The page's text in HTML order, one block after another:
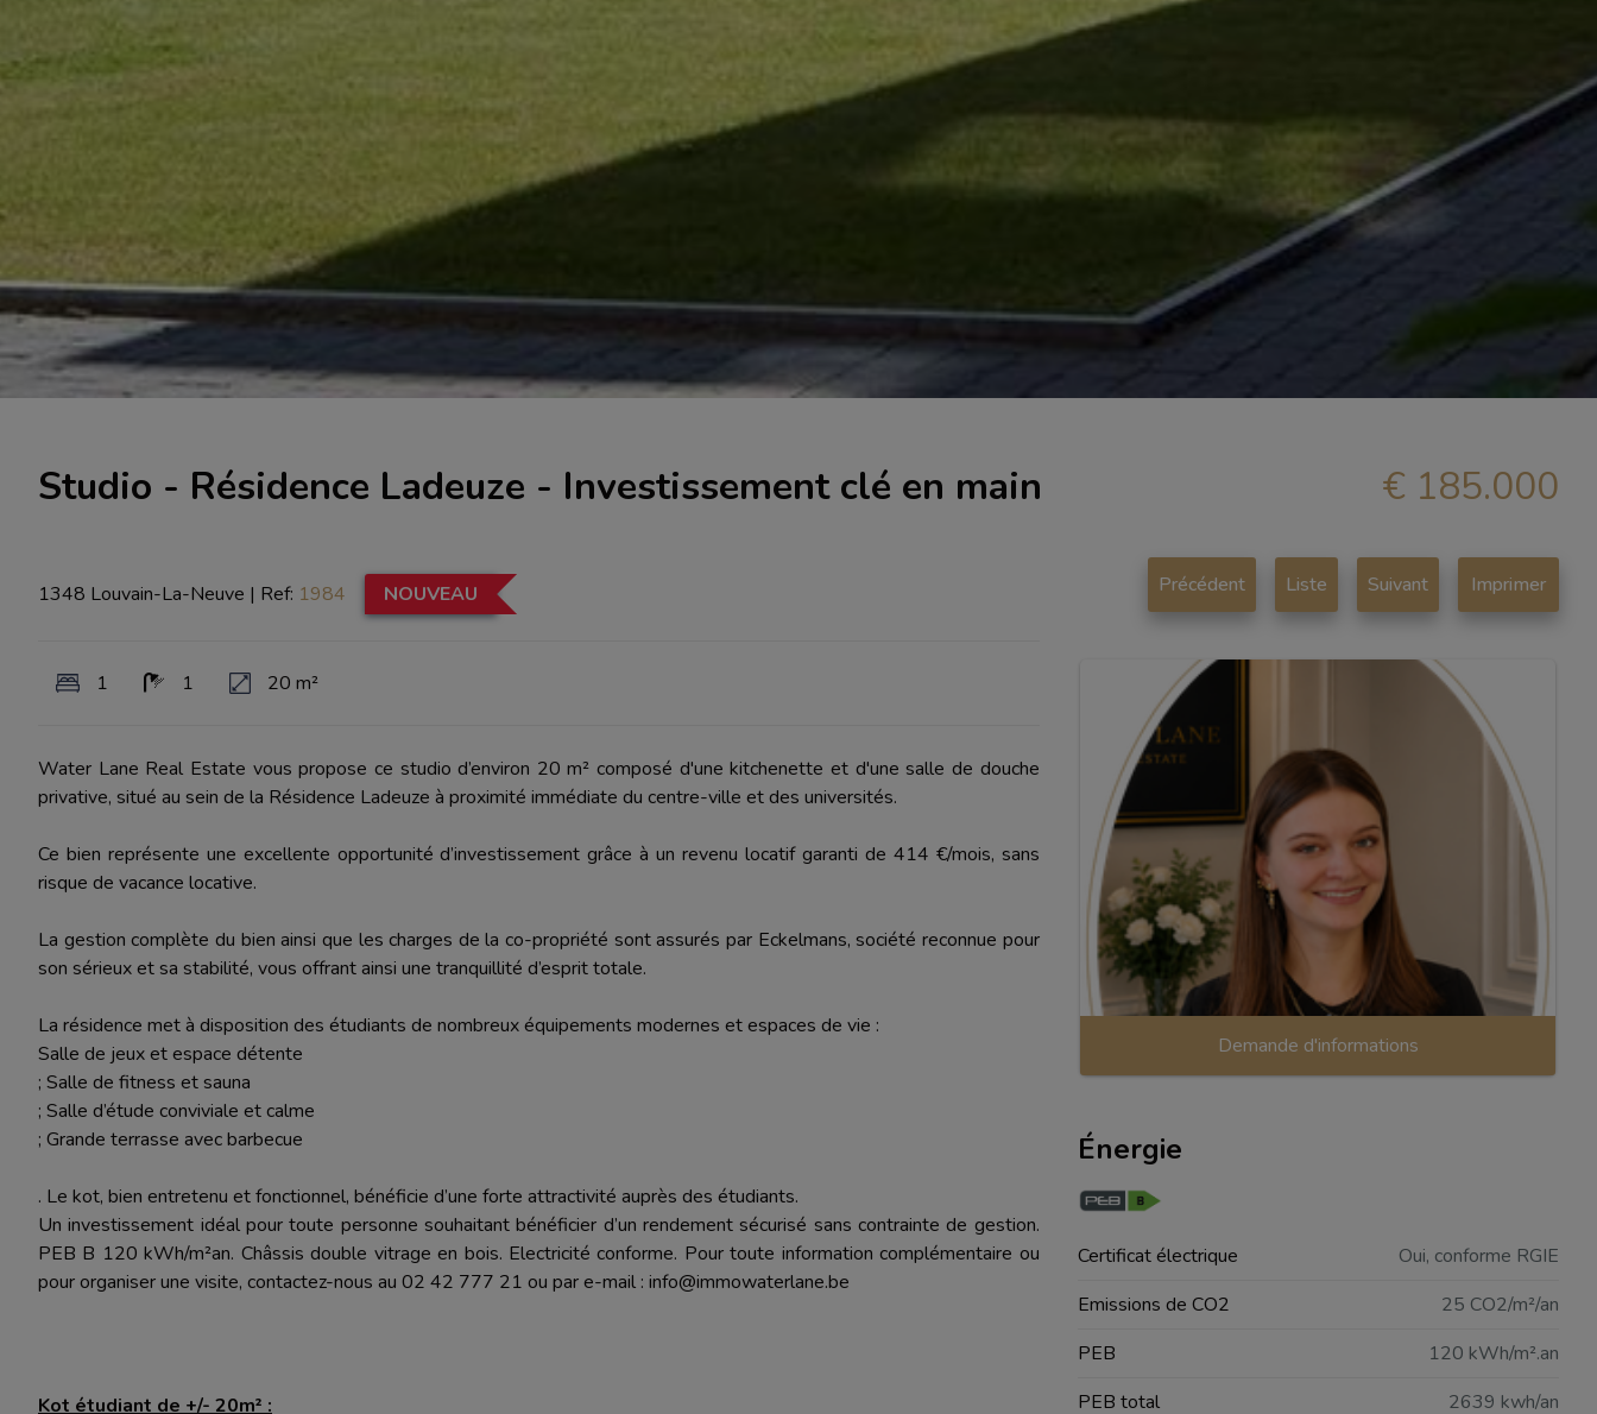
Studio - Résidence Ladeuze - Investissement clé en main € 185.000
1348 Louvain-La-Neuve | Ref: 1984 NOUVEAU Précédent Liste Suivant Imprimer
1 1 20 m²
Water Lane Real Estate vous propose ce studio d’environ 20 m² composé d'une kitchenette et d'une salle de douche
privative, situé au sein de la Résidence Ladeuze à proximité immédiate du centre-ville et des universités.
Ce bien représente une excellente opportunité d’investissement grâce à un revenu locatif garanti de 414 €/mois, sans
risque de vacance locative.
La gestion complète du bien ainsi que les charges de la co-propriété sont assurés par Eckelmans, société reconnue pour
son sérieux et sa stabilité, vous offrant ainsi une tranquillité d’esprit totale.
La résidence met à disposition des étudiants de nombreux équipements modernes et espaces de vie :
Salle de jeux et espace détente
; Salle de fitness et sauna
; Salle d’étude conviviale et calme
; Grande terrasse avec barbecue
. Le kot, bien entretenu et fonctionnel, bénéficie d’une forte attractivité auprès des étudiants.
Un investissement idéal pour toute personne souhaitant bénéficier d’un rendement sécurisé sans contrainte de gestion.
PEB B 120 kWh/m²an. Châssis double vitrage en bois. Electricité conforme. Pour toute information complémentaire ou
pour organiser une visite, contactez-nous au 02 42 777 21 ou par e-mail : info@immowaterlane.be
Kot étudiant de +/- 20m² :
Demande d'informations
Énergie
Certificat électrique
Oui, conforme RGIE
Emissions de CO2
25 CO2/m²/an
PEB
120 kWh/m².an
PEB total
2639 kwh/an